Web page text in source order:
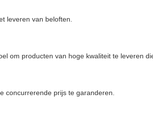
leveren van beloften.
om producten van hoge kwaliteit te leveren
concurrerende prijs te garanderen.